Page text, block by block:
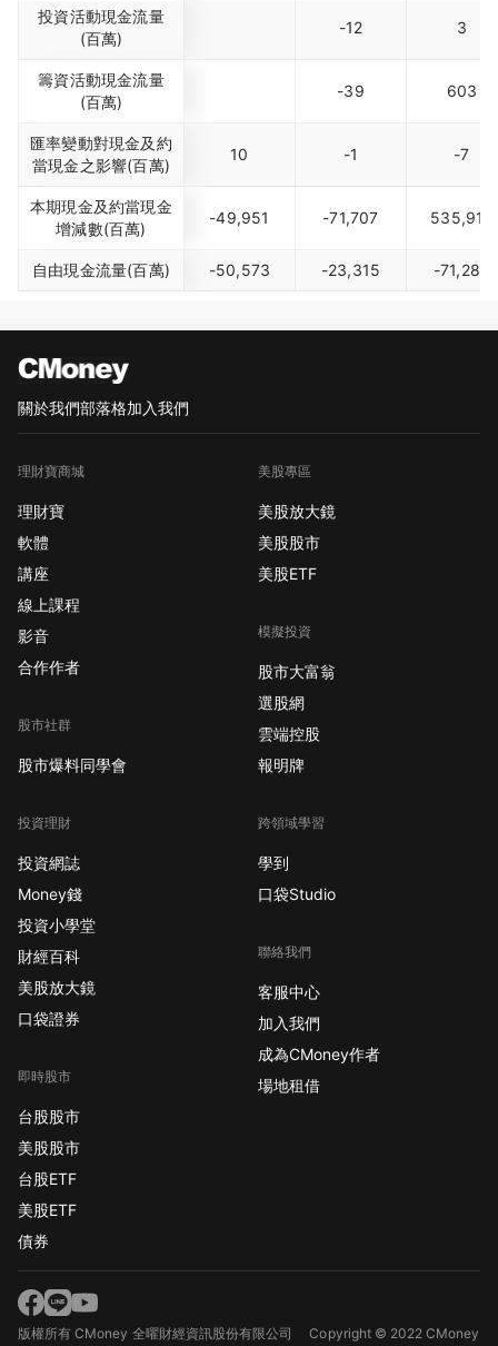
投資活動現金流量
(百萬)
-12 3
籌資活動現金流量
(百萬)
-39 603
匯率變動對現金及約
當現金之影響(百萬)
10 -1 -7
本期現金及約當現金
增減數(百萬)
-49,951 -71,707 535,912
自由現金流量(百萬) -50,573 -23,315 -71,283
關於我們部落格加入我們
理財寶商城
理財寶
軟體
講座
線上課程
影音
合作作者
股市社群
股市爆料同學會
投資理財
投資網誌
Money錢
投資小學堂
財經百科
美股放大鏡
口袋證券
即時股市
台股股市
美股股市
台股ETF
美股ETF
債券
美股專區
美股放大鏡
美股股市
美股ETF
模擬投資
股市大富翁
選股網
雲端控股
報明牌
跨領域學習
學到
口袋Studio
聯絡我們
客服中心
加入我們
成為CMoney作者
場地租借
版權所有 CMoney 全曜財經資訊股份有限公司Copyright © 2022 CMoney